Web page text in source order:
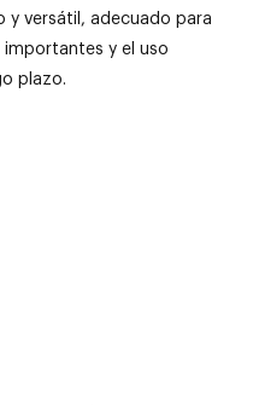
y versátil, adecuado para
y el uso
plazo.